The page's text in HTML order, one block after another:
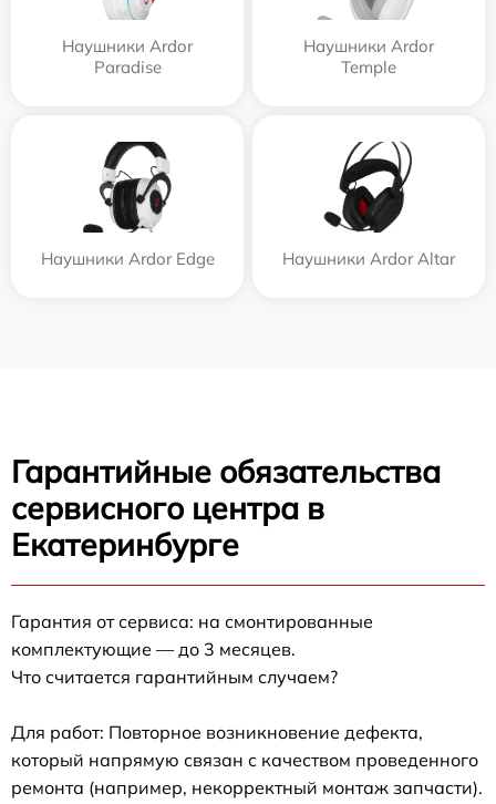
Наушники Ardor
Paradise
Наушники Ardor
Temple
Наушники Ardor Edge Наушники Ardor Аltar
Гарантийные обязательства
сервисного центра в
Екатеринбурге
Гарантия от сервиса: на смонтированные
комплектующие — до 3 месяцев.
Что считается гарантийным случаем?
Для работ: Повторное возникновение дефекта,
который напрямую связан с качеством проведенного
ремонта (например, некорректный монтаж запчасти).